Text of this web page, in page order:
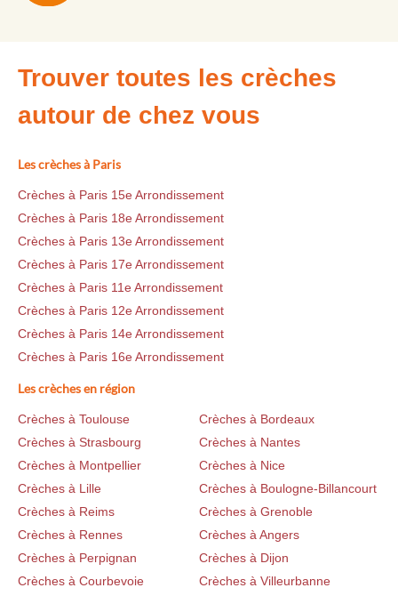
Trouver toutes les crèches
autour de chez vous
Les crèches à Paris
Crèches à Paris 15e Arrondissement
Crèches à Paris 18e Arrondissement
Crèches à Paris 13e Arrondissement
Crèches à Paris 17e Arrondissement
Crèches à Paris 11e Arrondissement
Crèches à Paris 12e Arrondissement
Crèches à Paris 14e Arrondissement
Crèches à Paris 16e Arrondissement
Les crèches en région
Crèches à Toulouse
Crèches à Bordeaux
Crèches à Strasbourg
Crèches à Nantes
Crèches à Montpellier
Crèches à Nice
Crèches à Lille
Crèches à Boulogne-Billancourt
Crèches à Reims
Crèches à Grenoble
Crèches à Rennes
Crèches à Angers
Crèches à Perpignan
Crèches à Dijon
Crèches à Courbevoie
Crèches à Villeurbanne